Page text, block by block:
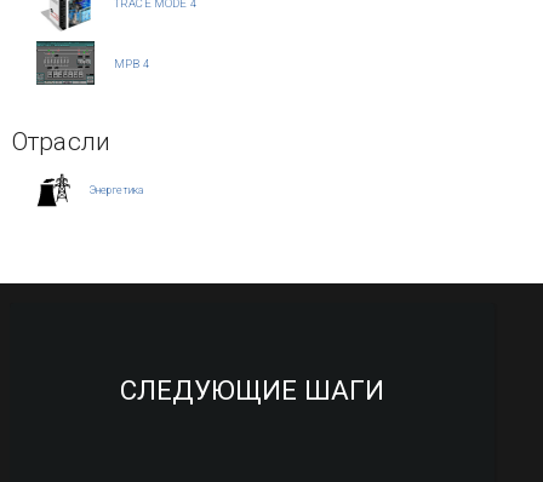
TRACE MODE 4
МРВ 4
Отрасли
Энергетика
СЛЕДУЮЩИЕ ШАГИ